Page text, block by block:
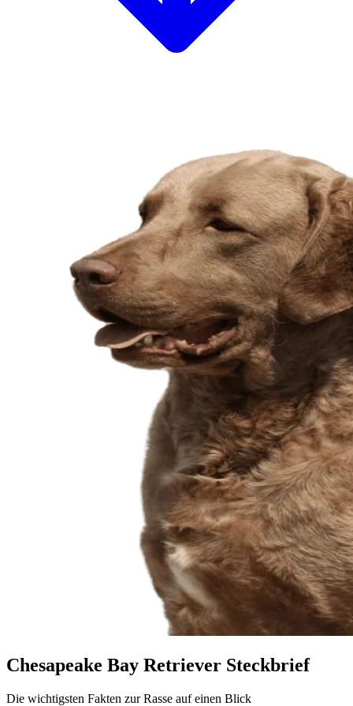
Chesapeake Bay Retriever Steckbrief
Die wichtigsten Fakten zur Rasse auf einen Blick